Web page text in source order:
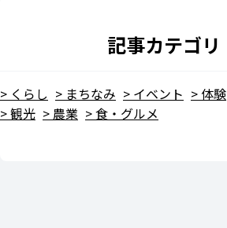
記事カテゴリ
くらし まちなみ イベント 体験
観光
農業 食・グルメ